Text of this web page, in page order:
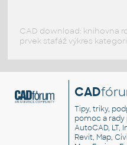
CAD download: knihovna
prvek stafáž výkres
CAD
Tipy, triky,
pomoc a rady
AutoCAD, LT,
Revit, Map,